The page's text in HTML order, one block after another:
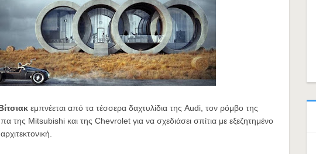
εμπνέεται από τα τέσσερα δαχτυλίδια της Audi, τον ρόμβο της
της Mitsubishi και της Chevrolet για να σχεδιάσει σπίτια με εξεζητημένο